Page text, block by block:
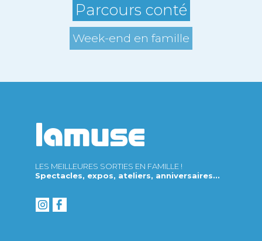
Parcours conté
Week-end en famille
LES MEILLEURES SORTIES EN FAMILLE !
Spectacles, expos, ateliers, anniversaires...